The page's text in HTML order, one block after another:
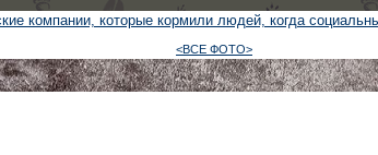
компании, которые кормили людей, когда
<ВСЕ ФОТО>